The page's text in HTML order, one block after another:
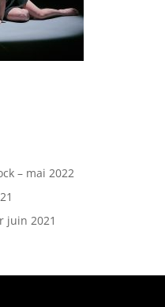
– mai 2022
juin 2021